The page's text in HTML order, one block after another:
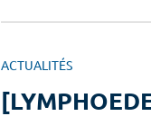
ACTUALITÉS